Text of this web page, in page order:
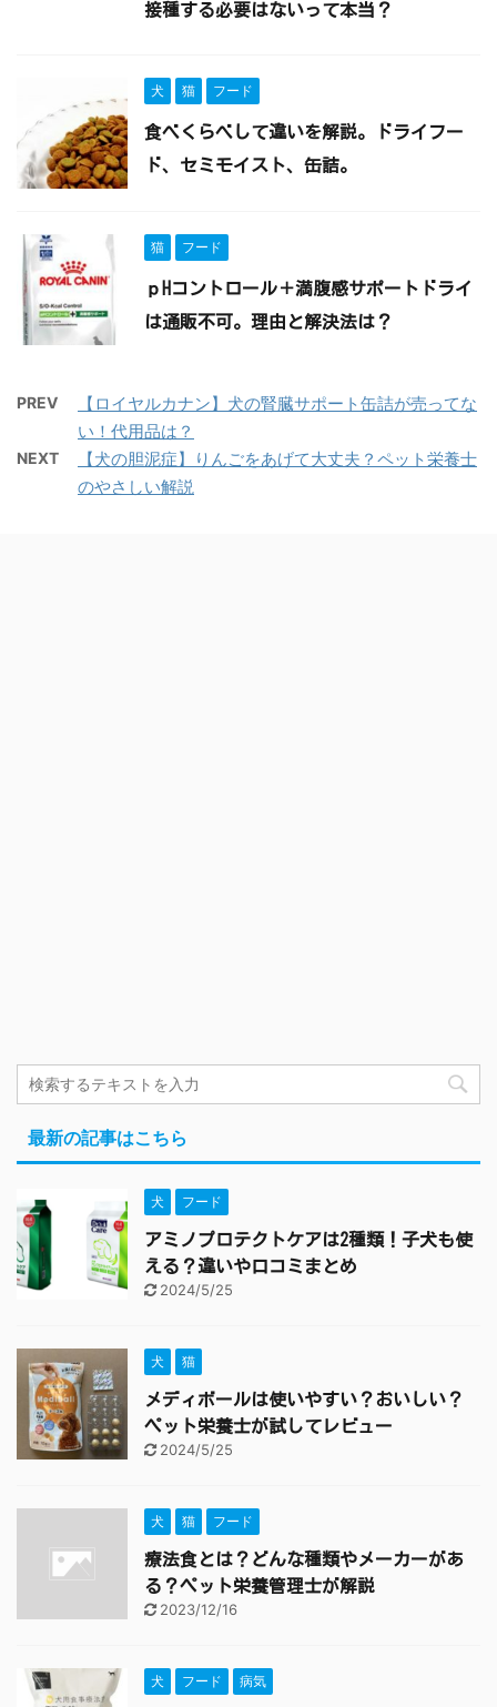
接種する必要はないって本当？
犬 猫 フード
食べくらべして違いを解説。ドライフー
ド、セミモイスト、缶詰。
猫 フード
ｐHコントロール＋満腹感サポートドライ
は通販不可。理由と解決法は？
PREV
【ロイヤルカナン】犬の腎臓サポート缶詰が売ってな
い！代用品は？
NEXT
【犬の胆泥症】りんごをあげて大丈夫？ペット栄養士
のやさしい解説
最新の記事はこちら
犬 フード
アミノプロテクトケアは2種類！子犬も使
える？違いや口コミまとめ
2024/5/25
犬 猫
メディボールは使いやすい？おいしい？
ペット栄養士が試してレビュー
2024/5/25
犬 猫 フード
療法食とは？どんな種類やメーカーがあ
る？ペット栄養管理士が解説
2023/12/16
犬 フード 病気